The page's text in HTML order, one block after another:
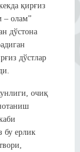
қирғиз
– олам”
дўстона
дўстлар
очиқ
бу ерлик